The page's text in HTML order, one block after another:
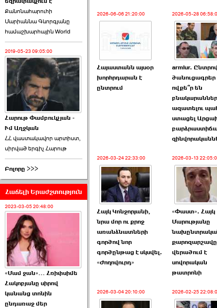
Ռուբեն Ռուբինյանը ›››
2026-06-23 21:28:00
«Ժողովուրդ»-ը
հերթական ›››
2026-06-21 23:00:00
armlur.ՔՊ-ի ներսում
սպասում են ›››
2026-06-10 22:55:00
Ուշքի չենք գալիս այն
խայտառակ ›››
Քանոնահարուհի
Մարիաննա Գևորգյանը
համաշխարհային World
2019-05-23 09:05:00
Հարութ Փամբուկչյան -
Ւմ Աղջկան
ՀՀ վաստակավոր արտիստ,
սիրված երգիչ Հարութ
Բոլորը >>>
Հաճելի Երաժշտություն
2023-03-05 20:48:00
«Մամ ջան»… Հռիփսիմե
Հակոբյանը սիրով
կանանց տոնին
ընդառաջ մեր
2026-06-06 21:20:00
Հայաստանն այսօր
խորհրդարան է
ընտրում
2026-05-28
armlur.
ովքե՞ր են
ազատելու
ստացել
2026-03-24 22:33:00
Հայկ Կոնջորյանի,
նրա մոր ու քրոջ
առանձնատների
գործով նոր
գործընթաց է սկսվել.
«Ժողովուրդ»
2026-03-13
«Փաստ». Հայկ
Մարությանը
քարոզարշավը
վերածում է
սովորական
թատրոնի
2026-03-04 20:10:00 2026-02-25